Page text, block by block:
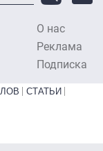
О нас
Реклама
Подписка
СТАТЬИ